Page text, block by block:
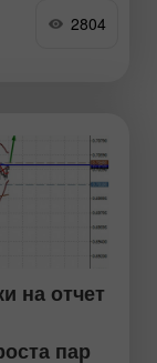
уверенный
этой недели,
2804
на отчет
пар